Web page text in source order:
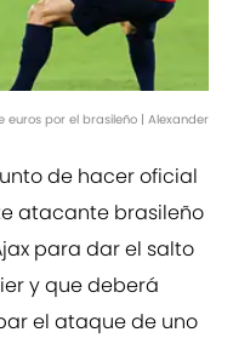
euros por el brasileño | Alexander
de hacer oficial
atacante brasileño
para dar el salto
y que deberá
el ataque de uno